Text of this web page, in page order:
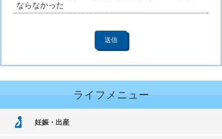
ならなかった
ライフメニュー
妊娠・出産